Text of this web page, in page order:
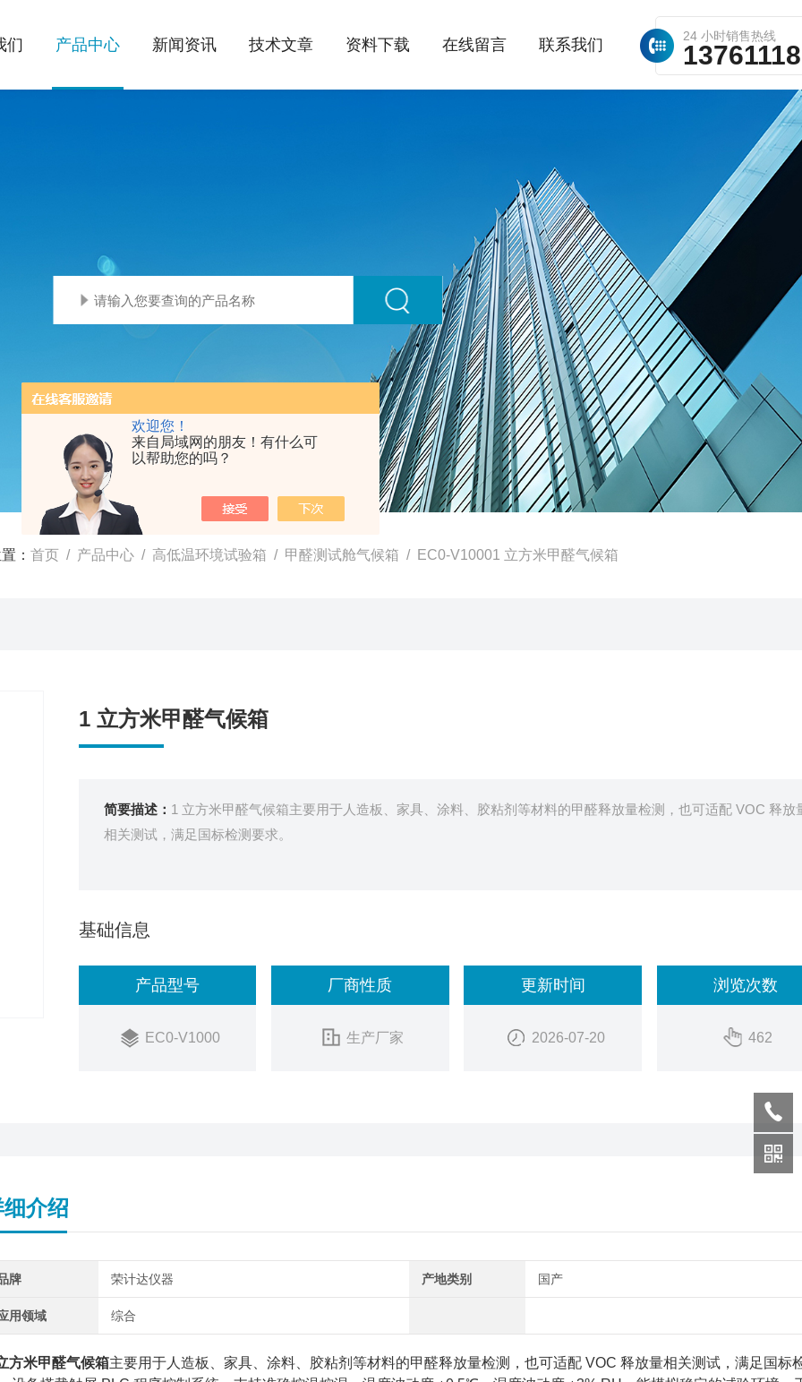
欢迎您！
来自局域网的朋友！有什么可
以帮助您的吗？
24 小时销售热线
们 产品中心 新闻资讯 技术文章 资料下载 在线留言 联系我们
： 首页 / 产品中心 / 高低温环境试验箱 / 甲醛测试舱气候箱 / EC0-V10001 立方米甲醛气候箱
1 立方米甲醛气候箱
简要描述： 1 立方米甲醛气候箱主要用于人造板、家具、涂料、胶粘剂等材料的甲醛释放量检测，也可适配 VOC 释放
相关测试，满足国标检测要求。
基础信息
产品型号
EC0-V1000
厂商性质
生产厂家
更新时间
2026-07-20
浏览次数
462
介绍
牌 荣计达仪器 产地类别 国产
用领域 综合
方米甲醛气候箱主要用于人造板、家具、涂料、胶粘剂等材料的甲醛释放量检测，也可适配 VOC 释放量相关测试，满足国标